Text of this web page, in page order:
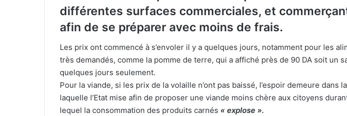
différentes surfaces commerciales, et
afin de se préparer avec moins de frais.
Les prix ont commencé à s’envoler il y a quelques jours, notamment pour les
très demandés, comme la pomme de terre, qui a affiché près de 90 DA soit un
quelques jours seulement.
Pour la viande, si les prix de la volaille n’ont pas baissé, l’espoir demeure dans
laquelle l’Etat mise afin de proposer une viande moins chère aux citoyens
lequel la consommation des produits carnés « explose ».